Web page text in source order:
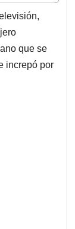
que se
increpó por